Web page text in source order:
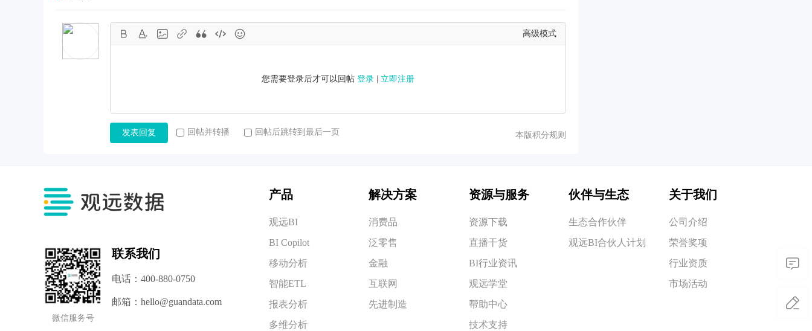
高级模式
您需要登录后才可以回帖 登录 立即注册
本版积分规则
发表回复 回帖并转播 回帖后跳转到最后一页
微信服务号
联系我们
电话：400-880-0750
邮箱：hello@guandata.com
产品
观远BI
BI Copilot
移动分析
智能ETL
报表分析
多维分析
解决方案
消费品
泛零售
金融
互联网
先进制造
资源与服务
资源下载
直播干货
BI行业资讯
观远学堂
帮助中心
技术支持
伙伴与生态
生态合作伙伴
观远BI合伙人计划
关于我们
公司介绍
荣誉奖项
行业资质
市场活动